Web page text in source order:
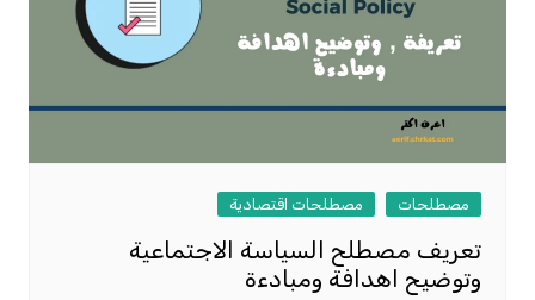
مصطلحات مصطلحات اقتصادية
تعريف مصطلح السياسة الاجتماعية
وتوضيح اهدافة ومبادءة